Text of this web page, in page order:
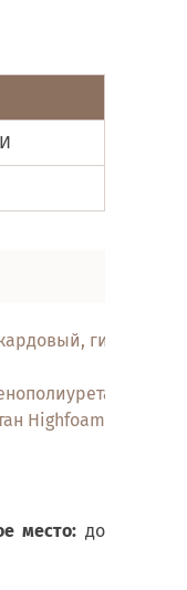
Highfoam Bio
место: до